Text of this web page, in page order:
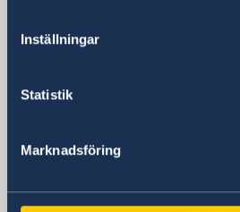
Inställningar
Statistik
Marknadsföring
82, rue de Lausanne
Postadress
Permanent Mission of
Case Postale 190
Schweiz